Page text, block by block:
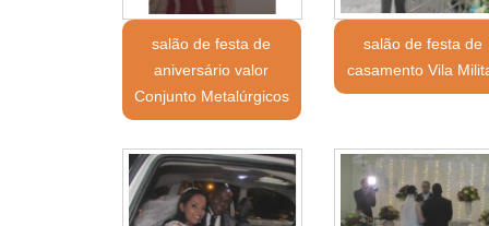
salão de festa de
aniversário valor
Conjunto Metalúrgicos
salão de festa de
casamento Vila